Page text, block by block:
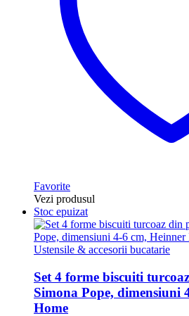
Favorite
Vezi produsul
Stoc epuizat
Ustensile & accesorii bucatarie
Set 4 forme biscuiti
Simona Pope, dimensiuni
Home